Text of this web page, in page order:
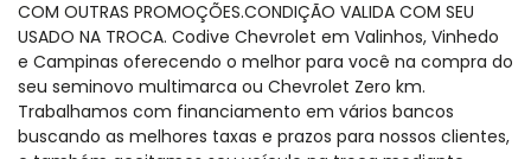
COM OUTRAS PROMOÇÕES.CONDIÇÃO VALIDA COM SEU
USADO NA TROCA. Codive Chevrolet em Valinhos, Vinhedo
e Campinas oferecendo o melhor para você na compra do
seu seminovo multimarca ou Chevrolet Zero km.
Trabalhamos com financiamento em vários bancos
buscando as melhores taxas e prazos para nossos clientes,